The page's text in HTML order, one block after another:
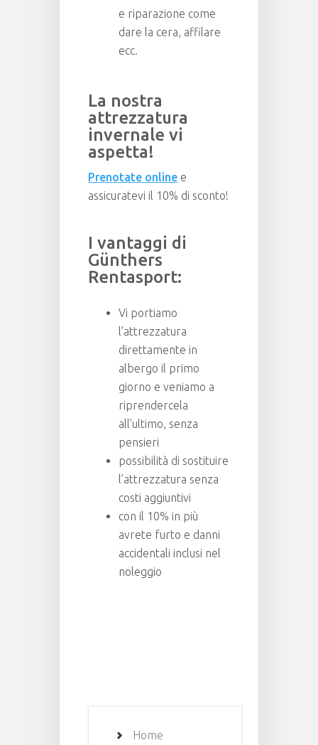
e riparazione come
dare la cera, affilare
ecc.
La nostra
attrezzatura
invernale vi
aspetta!
Prenotate online e
assicuratevi il 10% di sconto!
I vantaggi di
Günthers
Rentasport:
Vi portiamo
l’attrezzatura
direttamente in
albergo il primo
giorno e veniamo a
riprendercela
all’ultimo, senza
pensieri
possibilità di sostituire
l’attrezzatura senza
costi aggiuntivi
con il 10% in più
avrete furto e danni
accidentali inclusi nel
noleggio
Home